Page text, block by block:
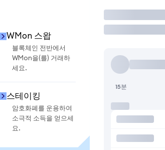
WMon 스왑
블록체인 전반에서
WMon을(를) 거래하
세요.
스테이킹
암호화폐를 운용하여
소극적 소득을 얻으세
요.
거래
15분